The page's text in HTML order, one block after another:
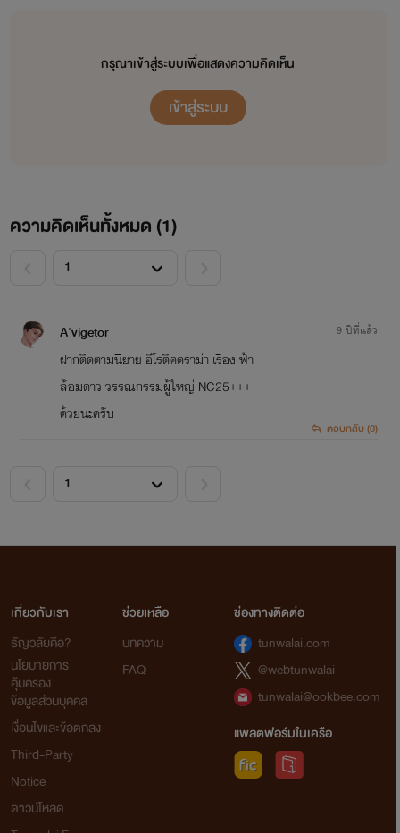
คาน ว้า...เกือบแย่ไปแล้ว
จะเน้นที่ตัวพระเอกเป็นหลัก (เพราะ
ลิลลี่บ้าผู้ชาย อ๊ายยย)
ฝากนิยายของลิลลี่ ด้วยนะ...จะมา
Water-Lily
กรุณาเข้าสู่ระบบเพื่อแสดงความคิดเห็น
เข้าสู่ระบบ
ความคิดเห็นทั้งหมด (1)
A'vigetor
ฝากติดตามนิยาย อีโรติคดราม่า เรื่อง ฟ้า
ล้อมดาว วรรณกรรมผู้ใหญ่ NC25+++
ด้วยนะครับ
9 ปีที่แล้ว
ตอบกลับ (0)
เกี่ยวกับเรา
ธัญวลัยคือ?
นโยบายการ
คุ้มครอง
ข้อมูลส่วนบุคคล
เงื่อนไขและข้อตกลง
Third-Party
Notice
ดาวน์โหลด
ช่วยเหลือ
บทความ
FAQ
ช่องทางติดต่อ
tunwalai.com
@webtunwalai
tunwalai@ookbee.com
แพลตฟอร์มในเครือ